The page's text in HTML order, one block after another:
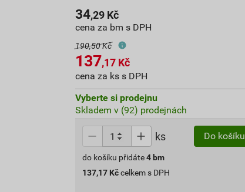
34,29 Kč
cena za bm s DPH
190,50 Kč
137,17 Kč
cena za ks s DPH
Vyberte si prodejnu
Skladem v (92) prodejnách
ks Do košíku
do košíku přidáte 4 bm
137,17 Kč celkem s DPH